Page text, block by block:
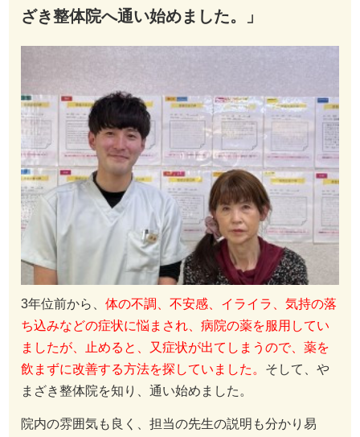
ざき整体院へ通い始めました。」
3年位前から、 体の不調、不安感、イライラ、気持の落
ち込みなどの症状に悩まされ、病院の薬を服用してい
ましたが、止めると、又症状が出てしまうので、薬を
飲まずに改善する方法を探していました。 そして、や
まざき整体院を知り、通い始めました。
院内の雰囲気も良く、担当の先生の説明も分かり易